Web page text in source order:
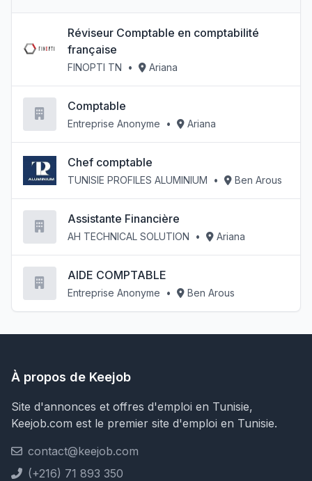
Réviseur Comptable en comptabilité
française
FINOPTI TN • Ariana
Comptable
Entreprise Anonyme • Ariana
Chef comptable
TUNISIE PROFILES ALUMINIUM • Ben Arous
Assistante Financière
AH TECHNICAL SOLUTION • Ariana
AIDE COMPTABLE
Entreprise Anonyme • Ben Arous
À propos de Keejob
Site d'annonces et offres d'emploi en Tunisie,
Keejob.com est le premier site d'emploi en Tunisie.
contact@keejob.com
(+216) 71 893 350